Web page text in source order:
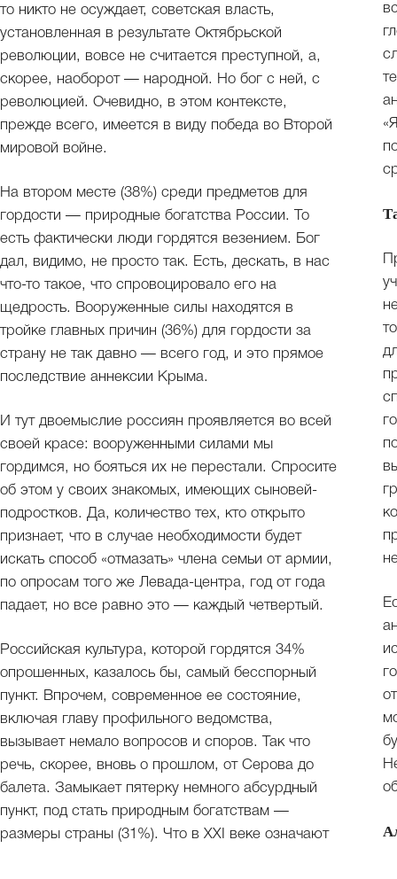
то никто не осуждает, советская власть,
установленная в результате Октябрьской
революции, вовсе не считается преступной, а,
скорее, наоборот — народной. Но бог с ней, с
революцией. Очевидно, в этом контексте,
прежде всего, имеется в виду победа во Второй
мировой войне.
На втором месте (38%) среди предметов для
гордости — природные богатства России. То
есть фактически люди гордятся везением. Бог
дал, видимо, не просто так. Есть, дескать, в нас
что-то такое, что спровоцировало его на
щедрость. Вооруженные силы находятся в
тройке главных причин (36%) для гордости за
страну не так давно — всего год, и это прямое
последствие аннексии Крыма.
И тут двоемыслие россиян проявляется во всей
своей красе: вооруженными силами мы
гордимся, но бояться их не перестали. Спросите
об этом у своих знакомых, имеющих сыновей-
подростков. Да, количество тех, кто открыто
признает, что в случае необходимости будет
искать способ «отмазать» члена семьи от армии,
по опросам того же Левада-центра, год от года
падает, но все равно это — каждый четвертый.
Российская культура, которой гордятся 34%
опрошенных, казалось бы, самый бесспорный
пункт. Впрочем, современное ее состояние,
включая главу профильного ведомства,
вызывает немало вопросов и споров. Так что
речь, скорее, вновь о прошлом, от Серова до
балета. Замыкает пятерку немного абсурдный
пункт, под стать природным богатствам —
размеры страны (31%). Что в XXI веке означают